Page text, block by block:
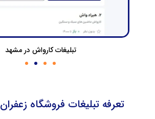
تبلیغات کارواش در مشهد
تعرفه تبلیغات فروشگاه